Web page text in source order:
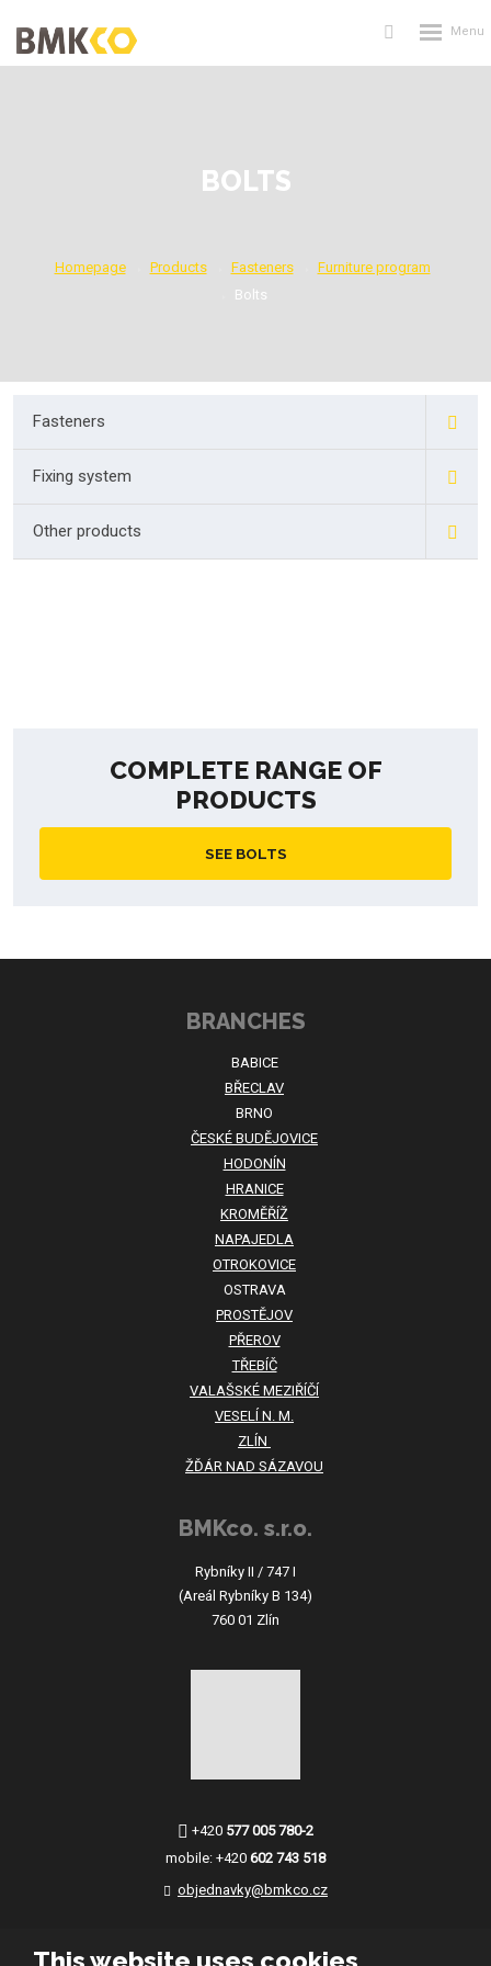
Vyhledávání
Rozbalení
BOLTS
Homepage Products Fasteners
Furniture program
Bolts
Fasteners
Fixing system
Other products
COMPLETE RANGE OF
PRODUCTS
SEE BOLTS
BRANCHES
BABICE
BŘECLAV
BRNO
ČESKÉ BUDĚJOVICE
HODONÍN
HRANICE
KROMĚŘÍŽ
NAPAJEDLA
OTROKOVICE
OSTRAVA
PROSTĚJOV
PŘEROV
TŘEBÍČ
VALAŠSKÉ MEZIŘÍČÍ
VESELÍ N. M.
ZLÍN
ŽĎÁR NAD SÁZAVOU
BMKco. s.r.o.
Rybníky II / 747 I
(Areál Rybníky B 134)
760 01 Zlín
+420 577 005 780-2
mobile: +420 602 743 518
objednavky@bmkco.cz
This website uses cookies